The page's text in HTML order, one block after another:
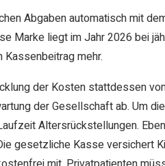
Abgaben automatisch mit
Marke liegt im Jahr 2026 bei
Kassenbeitrag mehr.
der Kosten stattdessen
der Gesellschaft ab. Um
Altersrückstellungen.
gesetzliche Kasse versichert